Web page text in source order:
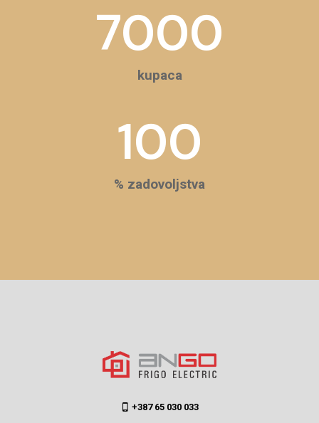
7000
kupaca
100
% zadovoljstva
+387 65 030 033